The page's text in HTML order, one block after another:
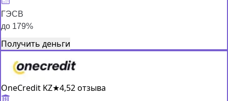
ГЭСВ
до 179%
Получить деньги
OneCredit KZ★4,52 отзыва